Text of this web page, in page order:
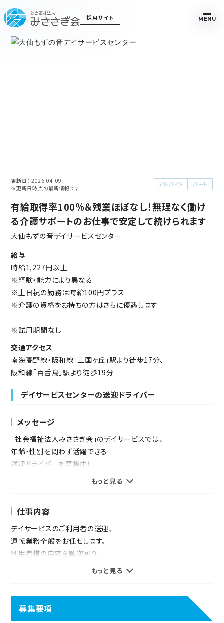
採用サイト MENU
更新日
2026-04-09
※更新日時点の最新情報です
アルバイト パート
有給取得率100％＆残業ほぼなし！無理なく働け
る介護サポートのお仕事で安定して続けられます
大仙もずの音デイサービスセンター
給与
時給1,227円以上
※経験・能力により異なる
※土日祝の勤務は時給100円プラス
※介護の資格をお持ちの方はさらに優遇します
※試用期間なし
交通アクセス
南海高野線・阪和線「三国ヶ丘」駅より徒歩17分、
阪和線「百舌鳥」駅より徒歩19分
デイサービスセンターの送迎ドライバー
メッセージ
「社会福祉法人みささぎ会」のデイサービスでは、
年齢・性別を問わず活躍できる
送迎ドライバーを募集中！
軽自動車～ハイエースなどの乗用車を使用するので、
仕事で運転するのは初めて、という方もご安心ください。
勤務は8時～17時の日勤のみで基本的に残業なし。
生活リズムに合わせやすい勤務条件です。
頑張りをしっかり評価する制度も魅力！
もっと見る
仕事内容
デイサービスのご利用者の送迎、
運転業務全般をお任せします。
利用者様の自宅を順次回り、
安全に送り届けるお仕事です。
送迎以外の時間帯は、ご利用者とお話し頂いたり、
もっと見る
募集要項